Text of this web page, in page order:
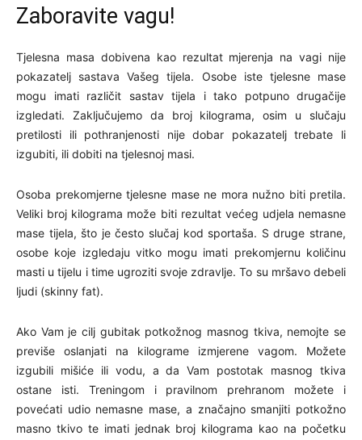
Zaboravite vagu!
Tjelesna masa dobivena kao rezultat mjerenja na vagi nije
pokazatelj sastava Vašeg tijela. Osobe iste tjelesne mase
mogu imati različit sastav tijela i tako potpuno drugačije
izgledati. Zaključujemo da broj kilograma, osim u slučaju
pretilosti ili pothranjenosti nije dobar pokazatelj trebate li
izgubiti, ili dobiti na tjelesnoj masi.
Osoba prekomjerne tjelesne mase ne mora nužno biti pretila.
Veliki broj kilograma može biti rezultat većeg udjela nemasne
mase tijela, što je često slučaj kod sportaša. S druge strane,
osobe koje izgledaju vitko mogu imati prekomjernu količinu
masti u tijelu i time ugroziti svoje zdravlje. To su mršavo debeli
ljudi (skinny fat).
Ako Vam je cilj gubitak potkožnog masnog tkiva, nemojte se
previše oslanjati na kilograme izmjerene vagom. Možete
izgubili mišiće ili vodu, a da Vam postotak masnog tkiva
ostane isti. Treningom i pravilnom prehranom možete i
povećati udio nemasne mase, a značajno smanjiti potkožno
masno tkivo te imati jednak broj kilograma kao na početku